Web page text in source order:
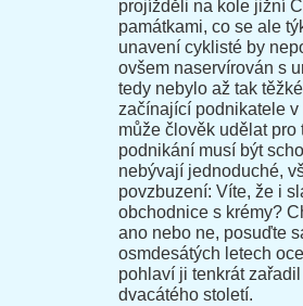
projížděli na kole jižní
památkami, co se ale
unavení cyklisté by
ovšem naservírován s
tedy nebylo až tak
začínající podnikatele
může člověk udělat
podnikání musí být
nebývají jednoduché,
povzbuzení: Víte, že i
obchodnice s krémy?
ano nebo ne, posuďte
osmdesátých letech
pohlaví ji tenkrát
dvacátého století.